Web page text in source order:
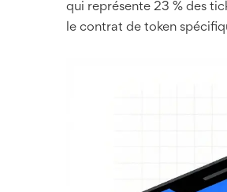
qui représente 23 % des
le contrat de token